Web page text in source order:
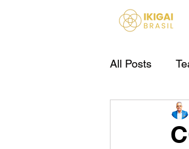
All Posts
IA Para